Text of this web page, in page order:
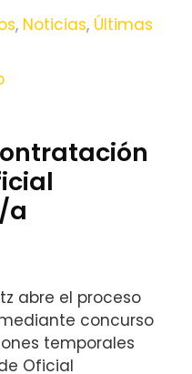
, Noticias, Últimas
a
abre el proceso
concurso
temporales
Oficial